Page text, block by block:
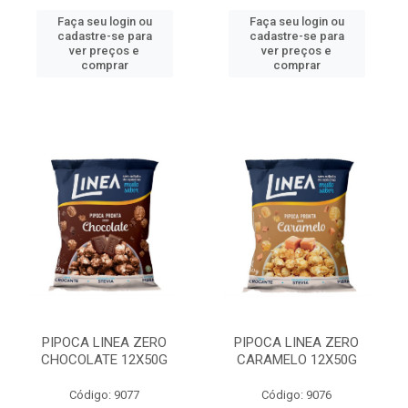
Faça seu login ou
cadastre-se para
ver preços e
comprar
Faça seu login ou
cadastre-se para
ver preços e
comprar
PIPOCA LINEA ZERO
CHOCOLATE 12X50G
Código: 9077
PIPOCA LINEA ZERO
CARAMELO 12X50G
Código: 9076